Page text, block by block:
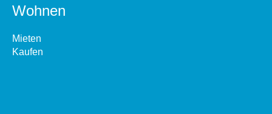
Wohnen
Mieten
Kaufen